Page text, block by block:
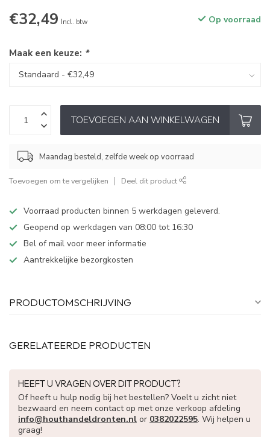
€32,49 Incl. btw Op voorraad
Maak een keuze: *
TOEVOEGEN AAN WINKELWAGEN
Maandag besteld, zelfde week op voorraad
Toevoegen om te vergelijken Deel dit product
Voorraad producten binnen 5 werkdagen geleverd.
Geopend op werkdagen van 08:00 tot 16:30
Bel of mail voor meer informatie
Aantrekkelijke bezorgkosten
PRODUCTOMSCHRIJVING
GERELATEERDE PRODUCTEN
HEEFT U VRAGEN OVER DIT PRODUCT?
Of heeft u hulp nodig bij het bestellen? Voelt u zicht niet
bezwaard en neem contact op met onze verkoop afdeling
info@houthandeldronten.nl or 0382022595. Wij helpen u
graag!